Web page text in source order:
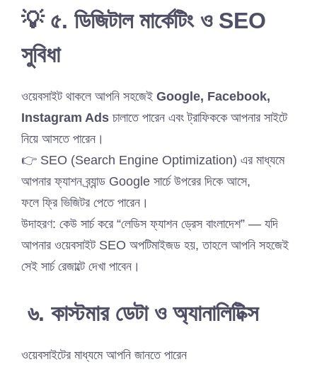
💡 ৫. ডিজিটাল মার্কেটিং ও SEO
সুবিধা
ওয়েবসাইট থাকলে আপনি সহজেই Google, Facebook,
Instagram Ads চালাতে পারেন এবং ট্রাফিককে আপনার সাইটে
নিয়ে আসতে পারেন।
👉 SEO (Search Engine Optimization) এর মাধ্যমে
আপনার ফ্যাশন ব্র্যান্ড Google সার্চে উপরের দিকে আসে,
ফলে ফ্রি ভিজিটর পেতে পারেন।
উদাহরণ: কেউ সার্চ করে “লেডিস ফ্যাশন ড্রেস বাংলাদেশ” — যদি
আপনার ওয়েবসাইট SEO অপটিমাইজড হয়, তাহলে আপনি সহজেই
সেই সার্চ রেজাল্টে দেখা পাবেন।
৬. কাস্টমার ডেটা ও অ্যানালিটিক্স
ওয়েবসাইটের মাধ্যমে আপনি জানতে পারেন